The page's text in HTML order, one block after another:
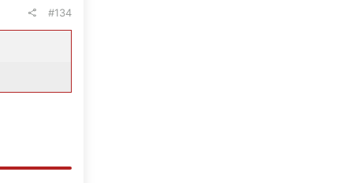
#134